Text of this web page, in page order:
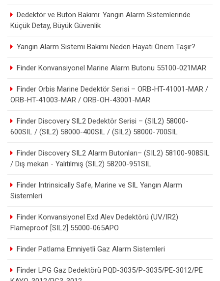
Dedektör ve Buton Bakımı: Yangın Alarm Sistemlerinde
Küçük Detay, Büyük Güvenlik
Yangın Alarm Sistemi Bakımı Neden Hayati Önem Taşır?
Finder Konvansiyonel Marine Alarm Butonu 55100-021MAR
Finder Orbis Marine Dedektör Serisi – ORB-HT-41001-MAR /
ORB-HT-41003-MAR / ORB-OH-43001-MAR
Finder Discovery SIL2 Dedektör Serisi – (SIL2) 58000-
600SIL / (SIL2) 58000-400SIL / (SIL2) 58000-700SIL
Finder Discovery SIL2 Alarm Butonları– (SIL2) 58100-908SIL
/ Dış mekan - Yalıtılmış (SIL2) 58200-951SIL
Finder Intrinsically Safe, Marine ve SIL Yangın Alarm
Sistemleri
Finder Konvansiyonel Exd Alev Dedektörü (UV/IR2)
Flameproof [SIL2] 55000-065APO
Finder Patlama Emniyetli Gaz Alarm Sistemleri
Finder LPG Gaz Dedektörü PQD-3035/P-3035/PE-3012/PE